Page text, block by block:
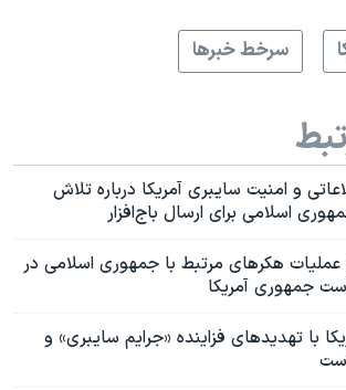
سرخط خبرها
و امنیت سایبری آمریکا درباره تلاش
اسلامی برای ارسال باج‌افزار
عملیات هکرهای مرتبط با جمهوری اسلامی در
جمهوری آمریکا
با تهدیدهای فزاینده «جرایم سایبری» و